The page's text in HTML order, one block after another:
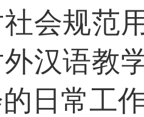
会规范
汉语教
的日常工